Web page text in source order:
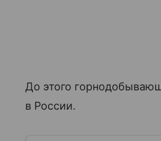
До этого
в России.